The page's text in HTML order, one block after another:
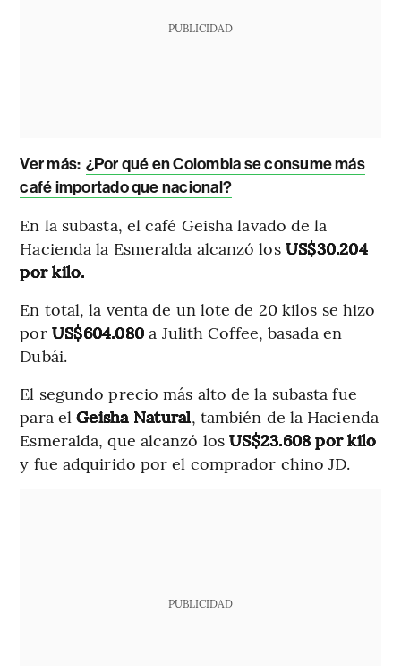
PUBLICIDAD
Ver más: ¿Por qué en Colombia se consume más
café importado que nacional?
En la subasta, el café Geisha lavado de la
Hacienda la Esmeralda alcanzó los US$30.204
por kilo.
En total, la venta de un lote de 20 kilos se hizo
por US$604.080 a Julith Coffee, basada en
Dubái.
El segundo precio más alto de la subasta fue
para elGeisha Natural, también de la Hacienda
Esmeralda, que alcanzó losUS$23.608 por kilo
y fue adquirido por el comprador chino JD.
PUBLICIDAD